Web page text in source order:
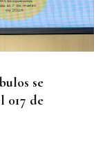
se
017 de